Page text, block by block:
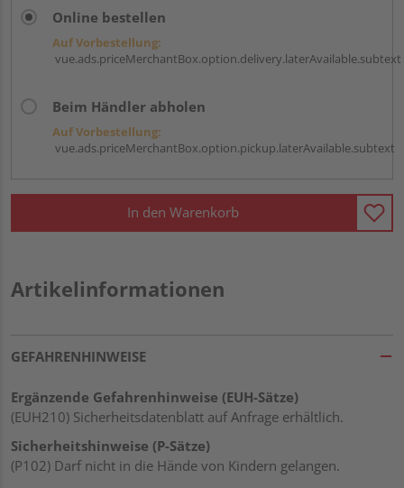
Online bestellen
Auf Vorbestellung:
vue.ads.priceMerchantBox.option.delivery.laterAvailable.subtext
Beim Händler abholen
Auf Vorbestellung:
vue.ads.priceMerchantBox.option.pickup.laterAvailable.subtext
In den Warenkorb
Artikelinformationen
GEFAHRENHINWEISE
Ergänzende Gefahrenhinweise (EUH-Sätze)
(EUH210) Sicherheitsdatenblatt auf Anfrage erhältlich.
Sicherheitshinweise (P-Sätze)
(P102) Darf nicht in die Hände von Kindern gelangen.